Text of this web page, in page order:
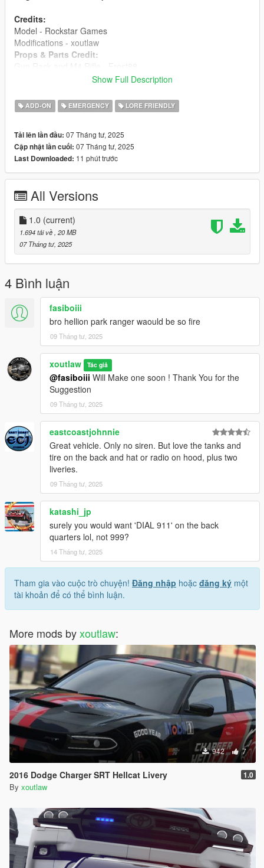
Credits:
Model - Rockstar Games
Modifications - xoutlaw
Props & Parts Credit:
Vehicle Props - Rockstar Games & Compiled by
Campaign Hat - Five0/OfficerFive0
Radio - Arty
Air Freshener - Blueghost
YOU CAN USE THIS MOD ANYWHERE YOU
WANT[SP/FiveM] & ITS FREE MOD NO RESALE ALLOWED
HERE AND I DIDNT CREDIT YOU PLEASE CONTACT ME -
THANK YOU
Show Full Description
ADD-ON EMERGENCY LORE FRIENDLY
Tải lên lần đầu: 07 Tháng tư, 2025
Cập nhật lần cuối: 07 Tháng tư, 2025
Last Downloaded: 11 phút trước
All Versions
1.0 (current)
1.694 tải về, 20 MB
07 Tháng tư, 2025
4 Bình luận
fasiboiii
bro hellion park ranger waould be so fire
09 Tháng tư, 2025
xoutlaw Tác giả
@fasiboiii Will Make one soon ! Thank You for the
Suggestion
09 Tháng tư, 2025
eastcoastjohnnie
Great vehicle. Only no siren. But love the tanks and
tire on the back and hat or radio on hood, plus two
liveries.
09 Tháng tư, 2025
katashi_jp
surely you would want 'DIAL 911' on the back
quarters lol, not 999?
14 Tháng tư, 2025
Tham gia vào cuộc trò chuyện! Đăng nhập hoặc đăng ký một
tài khoản để có thể bình luận.
More mods byxoutlaw:
942 7
2016 Dodge Charger SRT Hellcat Livery 1.0
By xoutlaw